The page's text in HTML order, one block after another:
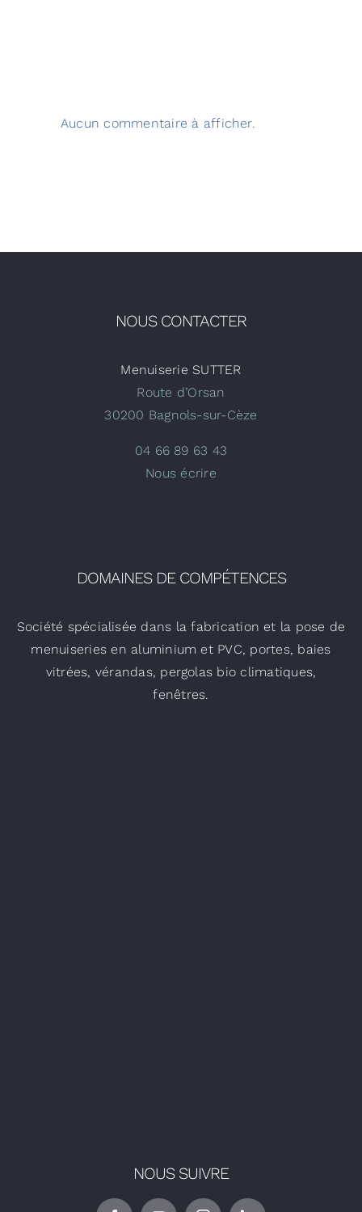
Aucun commentaire à afficher.
NOUS CONTACTER
Menuiserie SUTTER
Route d’Orsan
30200 Bagnols-sur-Cèze
04 66 89 63 43
Nous écrire
DOMAINES DE COMPÉTENCES
Société spécialisée dans la fabrication et la pose de
menuiseries en aluminium et PVC, portes, baies
vitrées, vérandas, pergolas bio climatiques,
fenêtres.
NOUS SUIVRE